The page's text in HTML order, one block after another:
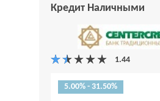
Кредит Наличными
5.00% - 31.50%